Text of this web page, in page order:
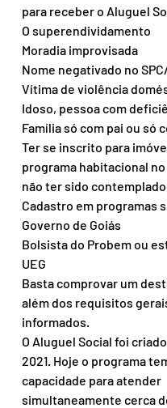
para receber o Aluguel
O superendividamento
Moradia improvisada
Nome negativado no
Vítima de violência
Idoso, pessoa com
Família só com pai ou só
Ter se inscrito para
programa habitacional
não ter sido contemplado
Cadastro em programas
Governo de Goiás
Bolsista do Probem ou
UEG
Basta comprovar um
além dos requisitos
informados.
O Aluguel Social foi
2021. Hoje o programa
capacidade para atender
simultaneamente cerca